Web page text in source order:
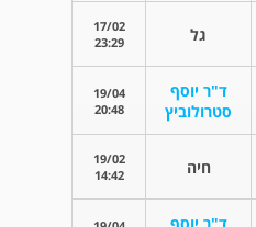
גל
17/02
23:29
ד"ר יוסף
סטרולוביץ
19/04
20:48
חיה
19/02
14:42